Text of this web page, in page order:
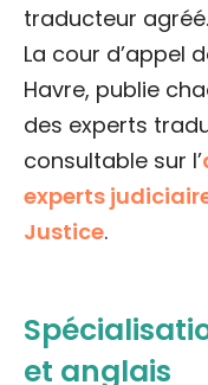
traducteur agréé.
La cour d’appel
Havre, publie
des experts
consultable sur l’
experts
Justice.
et anglais